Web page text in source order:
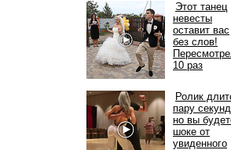
Этот танец
невесты
оставит вас
ез слов!
10 раз
Ролик
пару
но вы
шоке от
увиденного